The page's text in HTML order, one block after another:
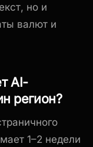
но и
валют и
AI-
регион?
1–2 недели